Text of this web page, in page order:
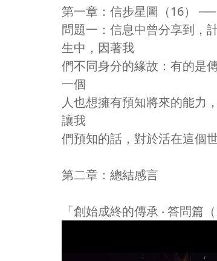
第一章：信步星圖（16）
問題一：信息中曾分享到，
生中，因著我
們不同身分的緣故：有的是
一個
人也想擁有預知將來的能力
讓我
們預知的話，對於活在這個
第二章：總結感言
「創始成終的傳承 ‧ 答問篇